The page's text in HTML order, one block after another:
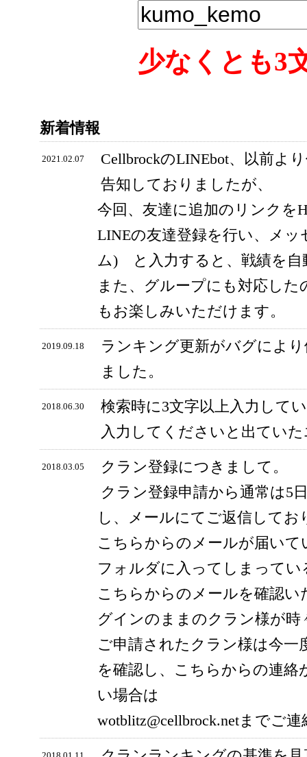
少なくとも3
新着情報
2021.02.07
CellbrockのLINEbot、以前よ
告知しておりましたが、
今回、友達に追加のリンクを
LINEの友達登録を行い、メ
ム) と入力すると、戦績を自
また、グループにも対応し
もお楽しみいただけます。
2019.09.18
ランキング更新がバグによ
ました。
2018.06.30
検索時に3文字以上入力して
入力してくださいと出てい
2018.03.05
クラン登録につきまして。
クラン登録申請から通常は5
し、メールにてご返信してお
こちらからのメールが届い
フォルダに入ってしまってい
こちらからのメールを確認
グインのままのクラン様が時
ご申請されたクラン様は今一
を確認し、こちらからの連
い場合は
wotblitz@cellbrock.netまでご